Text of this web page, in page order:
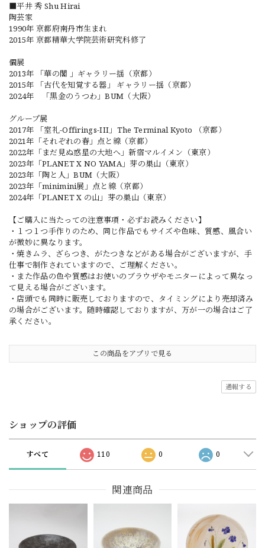
■平井 秀 Shu Hirai
陶芸家
1990年 京都府南丹市生まれ
2015年 京都精華大学院芸術研究科修了
個展
2013年 「華の閣 」ギャラリー揺（京都）
2015年 「古代を知覚する器」 ギャラリー揺（京都）
2024年 「黒金のうつわ」BUM（大阪）
グループ展
2017年 「室礼-Offirings-III」The Terminal Kyoto （京都）
2021年「それぞれの春」点と線（京都）
2022年「まだ見ぬ惑星の大地へ」新宿マルイメン（東京）
2023年「PLANET X NO YAMA」芽の巣山（東京）
2023年「陶と人」BUM（大阪）
2023年「minimini展」点と線（京都）
2024年「PLANET X の山」芽の巣山（東京）
【ご購入に当たっての注意事項・必ずお読みください】
・１つ１つ手作りのため、同じ作品でもサイズや色味、質感、風合い
が微妙に異なります。
・焼きムラ、ざらつき、がたつきなどがある場合がございますが、手
仕事で制作されていますので、ご理解ください。
・また作品の色や質感はお使いのブラウザやモニターによって異なっ
て見える場合がございます。
・店頭でも同時に販売しておりますので、タイミングにより売却済み
の場合がございます。随時確認しておりますが、万が一の場合はご了
承ください。
この商品をアプリで見る
通報する
ショップの評価
すべて 110 0 0
関連商品